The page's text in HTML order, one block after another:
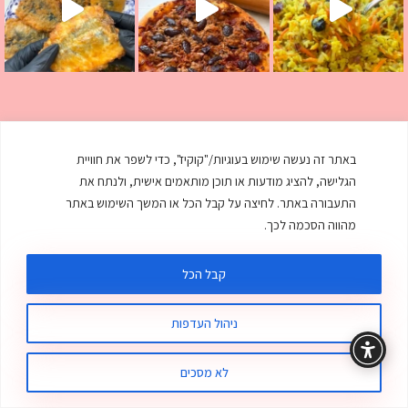
באתר זה נעשה שימוש בעוגיות/"קוקיז", כדי לשפר את חוויית
הגלישה, להציג מודעות או תוכן מותאמים אישית, ולנתח את
התעבורה באתר. לחיצה על קבל הכל או המשך השימוש באתר
מהווה הסכמה לכך.
ניהול העדפות
לא מסכים
קבל הכל
קצת עלי
אפויים בתנור